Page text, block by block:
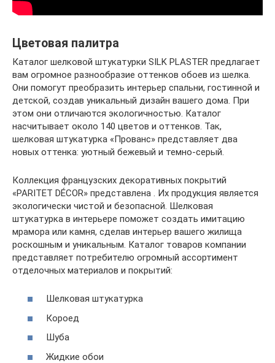
Цветовая палитра
Каталог шелковой штукатурки SILK PLASTER предлагает
вам огромное разнообразие оттенков обоев из шелка.
Они помогут преобразить интерьер спальни, гостинной и
детской, создав уникальный дизайн вашего дома. При
этом они отличаются экологичностью. Каталог
насчитывает около 140 цветов и оттенков. Так,
шелковая штукатурка «Прованс» представляет два
новых оттенка: уютный бежевый и темно-серый.
Коллекция французских декоративных покрытий
«PARITET DÉCOR» представлена . Их продукция является
экологически чистой и безопасной. Шелковая
штукатурка в интерьере поможет создать имитацию
мрамора или камня, сделав интерьер вашего жилища
роскошным и уникальным. Каталог товаров компании
представляет потребителю огромный ассортимент
отделочных материалов и покрытий:
Шелковая штукатурка
Короед
Шуба
Жидкие обои